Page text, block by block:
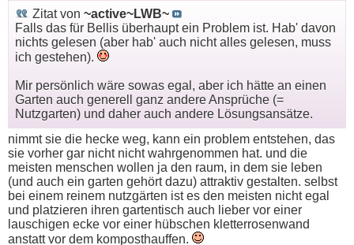
Zitat von ~active~LWB~
Falls das für Bellis überhaupt ein Problem ist. Hab' davon
nichts gelesen (aber hab' auch nicht alles gelesen, muss
ich gestehen).
Mir persönlich wäre sowas egal, aber ich hätte an einen
Garten auch generell ganz andere Ansprüche (=
Nutzgarten) und daher auch andere Lösungsansätze.
nimmt sie die hecke weg, kann ein problem entstehen, das
sie vorher gar nicht nicht wahrgenommen hat. und die
meisten menschen wollen ja den raum, in dem sie leben
(und auch ein garten gehört dazu) attraktiv gestalten. selbst
bei einem reinem nutzgärten ist es den meisten nicht egal
und platzieren ihren gartentisch auch lieber vor einer
lauschigen ecke vor einer hübschen kletterrosenwand
anstatt vor dem komposthauffen.